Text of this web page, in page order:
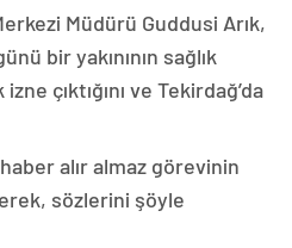
Müdürü Guddusi Arık,
bir yakınının sağlık
çıktığını ve Tekirdağ’da
alır almaz görevinin
sözlerini şöyle